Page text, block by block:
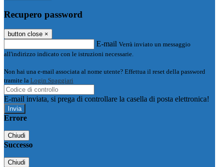
Recupero password
button close ×
E-mail Verrà inviato un messaggio
all'indirizzo indicato con le istruzioni necessarie.
Non hai una e-mail associata al nome utente? Effettua il reset della password
tramite la Login Spaggiari
E-mail inviata, si prega di controllare la casella di posta elettronica!
Errore
Chiudi
Successo
Chiudi